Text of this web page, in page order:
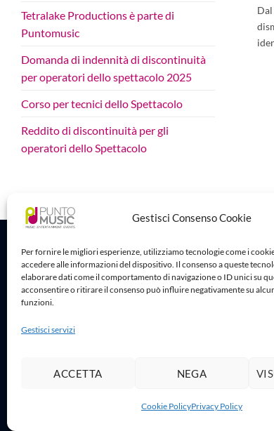
Gestisci Consenso Cookie
Per fornire le migliori esperienze, utilizziamo tecnologie come i
accedere alle informazioni del dispositivo. Il consenso a queste
elaborare dati come il comportamento di navigazione o ID unici su
acconsentire o ritirare il consenso può influire negativamente su
funzioni.
Gestisci servizi
ACCETTA NEGA
Cookie PolicyPrivacy Policy
Tetralake Productions è parte di
Puntomusic
Domanda di indennità di discontinuità
per operatori dello spettacolo 2025
Corso per tecnici dello Spettacolo
Reddito di discontinuità per gli
operatori dello Spettacolo
Via